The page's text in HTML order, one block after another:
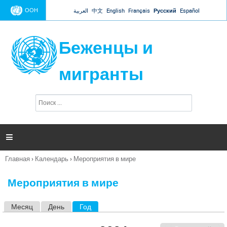
Jump to navigation
ООН العربية 中文 English Français Русский Español
Беженцы и
мигранты
п
и

Вы
Главная › Календарь › Мероприятия в мире
Мероприятия в мире
Месяц День Год